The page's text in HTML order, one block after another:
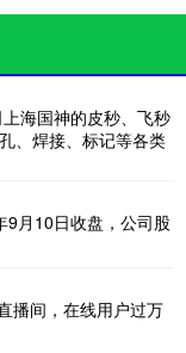
海国神的皮秒、飞秒
、焊接、标记等各类
9月10日收盘，公司股
播间，在线用户过万